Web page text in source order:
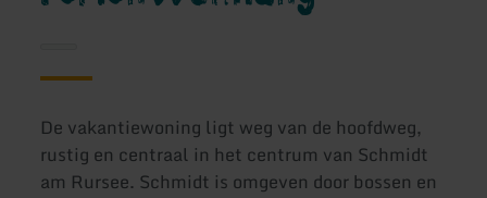
De vakantiewoning ligt weg van de hoofdweg,
rustig en centraal in het centrum van Schmidt
am Rursee. Schmidt is omgeven door bossen en